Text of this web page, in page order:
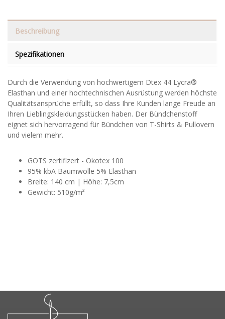
Beschreibung
Spezifikationen
Durch die Verwendung von hochwertigem Dtex 44 Lycra®
Elasthan und einer hochtechnischen Ausrüstung werden höchste
Qualitätsansprüche erfüllt, so dass Ihre Kunden lange Freude an
Ihren Lieblingskleidungsstücken haben. Der Bündchenstoff
eignet sich hervorragend für Bündchen von T-Shirts & Pullovern
und vielem mehr.
GOTS zertifizert - Ökotex 100
95% kbA Baumwolle 5% Elasthan
Breite: 140 cm | Höhe: 7,5cm
Gewicht: 510g/m²